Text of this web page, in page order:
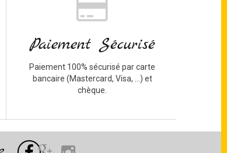
Paiement Sécurisé
Paiement 100% sécurisé par carte
bancaire (Mastercard, Visa, ...) et
chèque.